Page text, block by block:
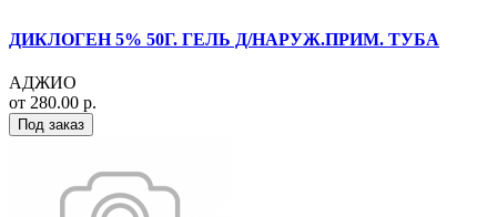
ДИКЛОГЕН 5% 50Г. ГЕЛЬ Д/НАРУЖ.ПРИМ. ТУБА
АДЖИО
от 280.00 р.
Под заказ